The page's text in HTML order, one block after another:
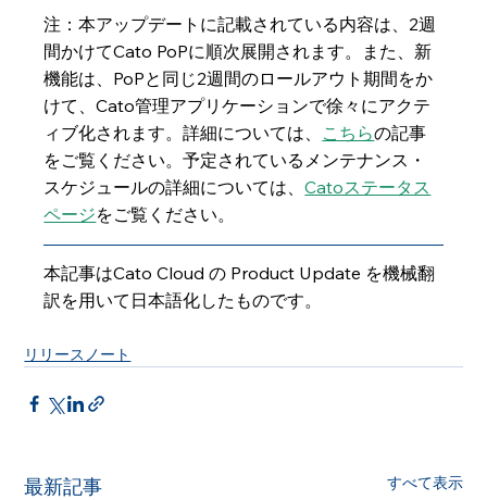
注：本アップデートに記載されている内容は、2週
間かけてCato PoPに順次展開されます。また、新
機能は、PoPと同じ2週間のロールアウト期間をか
けて、Cato管理アプリケーションで徐々にアクテ
ィブ化されます。詳細については、 こちらの記事
をご覧ください。予定されているメンテナンス・
スケジュールの詳細については、Catoステータス
ページをご覧ください。
本記事はCato Cloud の Product Update を機械翻
訳を用いて日本語化したものです。
リリースノート
最新記事 すべて表示